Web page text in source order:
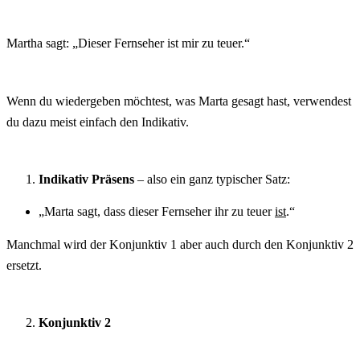
Martha sagt: „Dieser Fernseher ist mir zu teuer.“
Wenn du wiedergeben möchtest, was Marta gesagt hast, verwendest
du dazu meist einfach den Indikativ.
Indikativ Präsens – also ein ganz typischer Satz:
„Marta sagt, dass dieser Fernseher ihr zu teuerist.“
Manchmal wird der Konjunktiv 1 aber auch durch den Konjunktiv 2
ersetzt.
Konjunktiv 2